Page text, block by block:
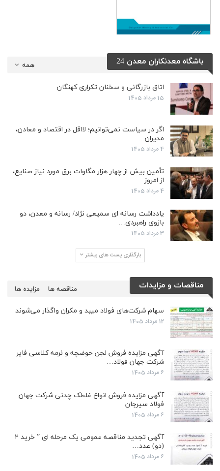
همه باشگاه معدنکاران معدن 24
اتاق بازرگانی و سخنان تکراری کهنگان
15 مرداد 1405
اگر در سیاست نمی‌توانیم؛ لااقل در اقتصاد و معادن،
مدیران…
4 مرداد 1405
تأمین بیش از چهار هزار مگاوات برق مورد نیاز صنایع،
از امروز
4 مرداد 1405
یادداشت رسانه ای سمیعی نژاد/ رسانه و معدن، دو
بازوی راهبردی…
3 مرداد 1405
بارگذاری پست های بیشتر
مناقصات و مزایدات مزایده ها مناقصه ها
سهام شرکت‌های فولاد میبد و مکران واگذار می‌شوند
12 مرداد 1405
آگهی مزایده فروش لجن حوضچه و نرمه کلاسی فایر
شرکت جهان فولاد…
6 مرداد 1405
آگهی مزایده فروش انواع غلطک چدنی شرکت جهان
فولاد سیرجان
6 مرداد 1405
آگهی تجدید مناقصه عمومی یک مرحله ای ” خرید ۲
(دو) عدد…
6 مرداد 1405